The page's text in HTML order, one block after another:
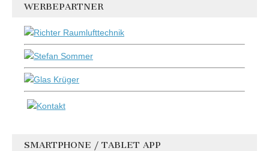
WERBEPARTNER
SMARTPHONE / TABLET APP